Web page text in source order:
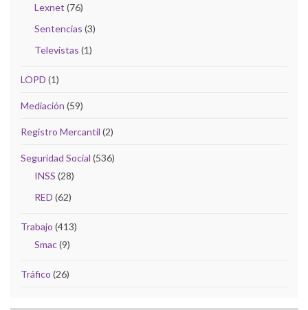
Lexnet (76)
Sentencias (3)
Televistas (1)
LOPD (1)
Mediación (59)
Registro Mercantil (2)
Seguridad Social (536)
INSS (28)
RED (62)
Trabajo (413)
Smac(9)
Tráfico (26)